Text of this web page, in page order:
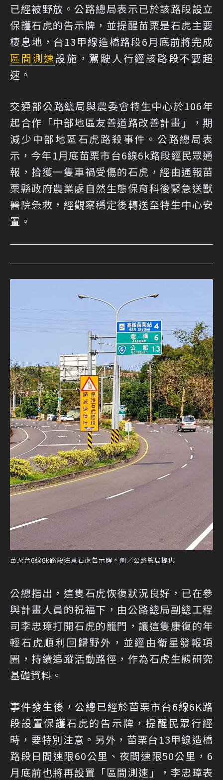
已經被野放。公路總局表示已於該路段設立
保護石虎的告示牌，並提醒苗栗是石虎主要
棲息地，台13甲線造橋路段6月底前將完成
區間測速設施，駕駛人行經該路段不要超
速。
交通部公路總局與農委會特生中心於106年
起合作「中部地區友善道路改善計畫」，期
減少中部地區石虎路殺事件。公路總局表
示，今年1月底苗栗市台6線6k路段經民眾通
報，拾獲一隻車禍受傷的石虎，經由通報苗
栗縣政府農業處自然生態保育科後緊急送獸
醫院急救，經觀察穩定後轉送至特生中心安
置。
苗栗台6線6k路段注意石虎告示牌。圖／公路總局提供
公總指出，這隻石虎恢復狀況良好，已在參
與計畫人員的祝福下，由公路總局副總工程
司李忠璋打開石虎的籠門，讓這隻康復的年
輕石虎順利回歸野外，並經由衛星發報項
圈，持續追蹤活動路徑，作為石虎生態研究
基礎資料。
事件發生後，公總已經於苗栗市台6線6K路
段設置保護石虎的告示牌，提醒民眾行經
時，要特別注意。另外，苗栗台13甲線造橋
路段日間速限60公里、夜間速限50公里，6
月底前也將再設置「區間測速」，李忠璋表